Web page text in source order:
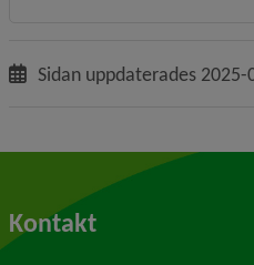
Sidan uppdaterades 2025-
Kontakt